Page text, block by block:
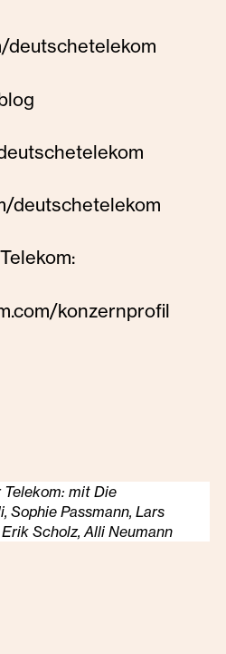
deutschetelekom
deutschetelekom
konzernprofil
mit Die
Sophie Passmann, Lars
Scholz, Alli Neumann